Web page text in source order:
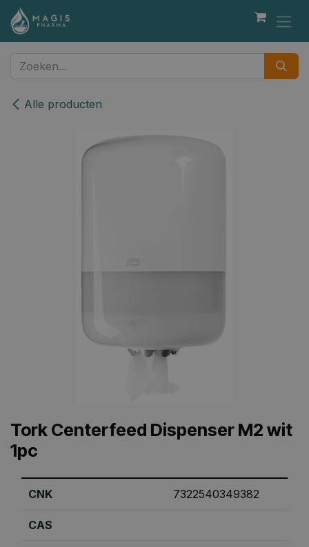
Overslaan naar inhoud
Alle producten
Tork Centerfeed Dispenser M2 wit
1pc
CNK 7322540349382
CAS